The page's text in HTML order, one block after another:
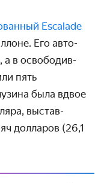
Escalade
Его авто­
а в освободив­
пять
была вдвое
выстав­
долларов (26,1